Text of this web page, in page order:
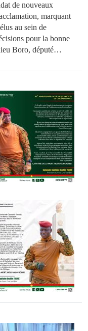
de nouveaux
marquant
au sein de
pour la bonne
Boro, député
séance plénière,
l’importance de